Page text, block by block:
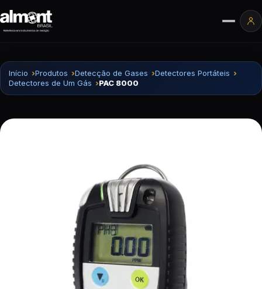
Início Produtos Detecção de Gases
Detectores Portáteis
Detectores de Um Gás
PAC 8000